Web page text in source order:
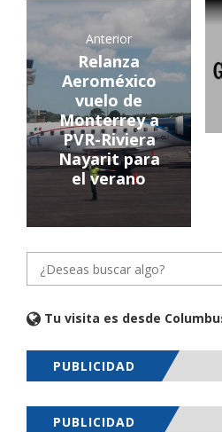
Anterior
Relanza
Aeroméxico
vuelo de
Monterrey a
PVR-Riviera
Nayarit para
el verano
Tu visita es desde
PUBLICIDAD
PUBLICIDAD